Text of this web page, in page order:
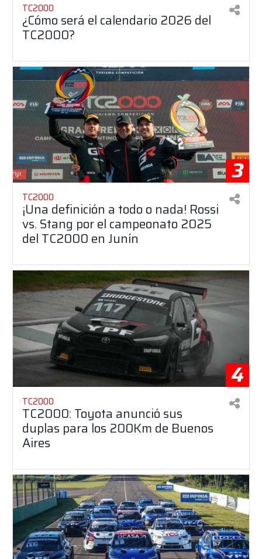
TC2000
¿Cómo será el calendario 2026 del
TC2000?
3
TC2000
¡Una definición a todo o nada! Rossi
vs. Stang por el campeonato 2025
del TC2000 en Junín
4
TC2000
TC2000: Toyota anunció sus
duplas para los 200Km de Buenos
Aires